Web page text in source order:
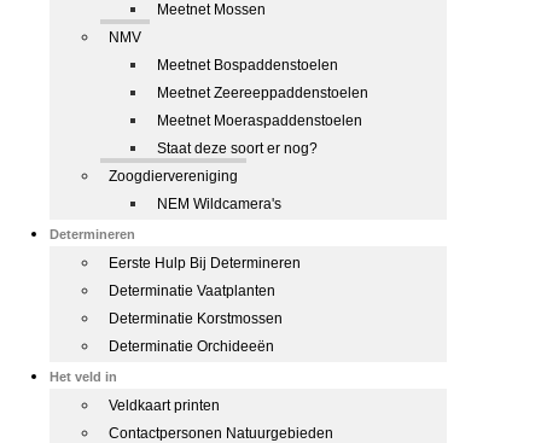
Meetnet Mossen
NMV
Meetnet Bospaddenstoelen
Meetnet Zeereeppaddenstoelen
Meetnet Moeraspaddenstoelen
Staat deze soort er nog?
Zoogdiervereniging
NEM Wildcamera's
Determineren
Eerste Hulp Bij Determineren
Determinatie Vaatplanten
Determinatie Korstmossen
Determinatie Orchideeën
Het veld in
Veldkaart printen
Contactpersonen Natuurgebieden